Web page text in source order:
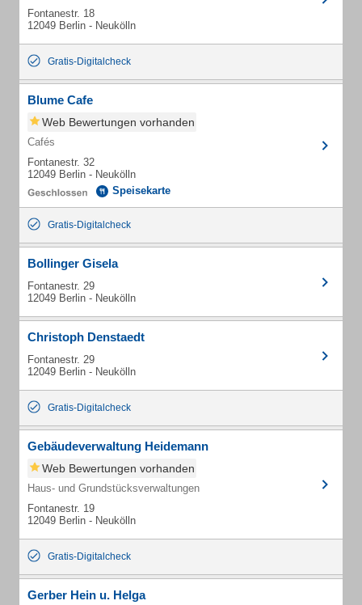
Fontanestr. 18
12049 Berlin - Neukölln
Gratis-Digitalcheck
Blume Cafe
Web Bewertungen vorhanden
Cafés
Fontanestr. 32
12049 Berlin - Neukölln
Speisekarte
Gratis-Digitalcheck
Bollinger Gisela
Fontanestr. 29
12049 Berlin - Neukölln
Christoph Denstaedt
Fontanestr. 29
12049 Berlin - Neukölln
Gratis-Digitalcheck
Gebäudeverwaltung Heidemann
Web Bewertungen vorhanden
Haus- und Grundstücksverwaltungen
Fontanestr. 19
12049 Berlin - Neukölln
Gratis-Digitalcheck
Gerber Hein u. Helga